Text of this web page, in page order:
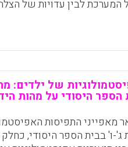
Email
X
המערכת לבין עדויות של
היסוד , העקרונות
במרכז המאמר היא כי
ואינם מתאימים לחינוך
ואף מהווים בסיס
ספורטה).
Email
X
של ילדים:
הספר היסודי על מהות
ג'-ו' בבית הספר היסודי,